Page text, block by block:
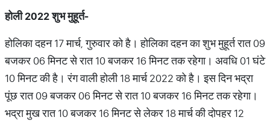
होली2022शुभमुहूर्त-
होलिका दहन 17 मार्च, गुरुवार को है। होलिका दहन का शुभ मुहूर्त रात 09
बजकर 06 मिनट से रात 10 बजकर 16 मिनट तक रहेगा। अवधि 01 घंटे
10 मिनट की है। रंग वाली होली 18 मार्च 2022 को है। इस दिन भद्रा
पूंछ रात 09 बजकर 06 मिनट से रात 10 बजकर 16 मिनट तक रहेगा।
भद्रा मुख रात 10 बजकर 16 मिनट से लेकर 18 मार्च की दोपहर 12